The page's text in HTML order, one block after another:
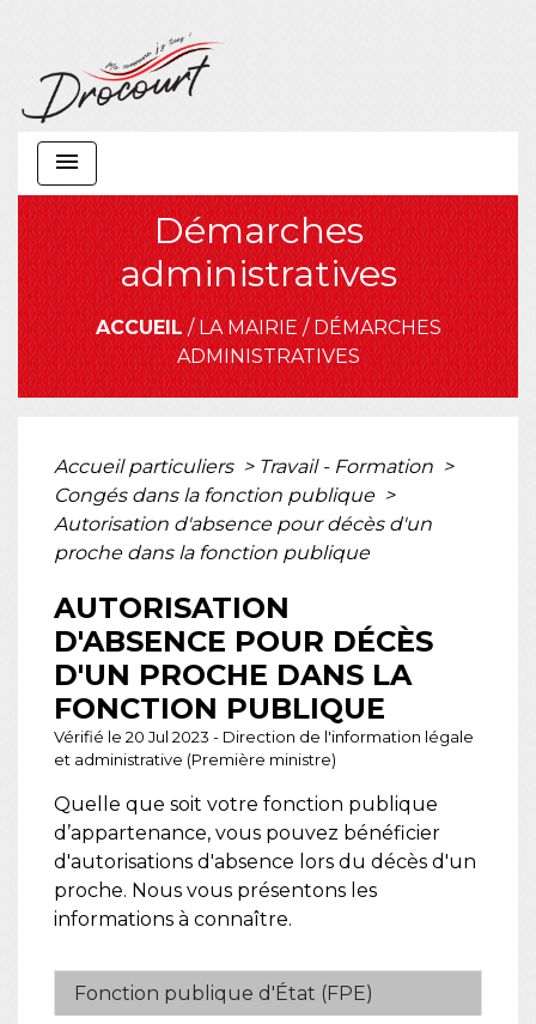
menu
Démarches
administratives
ACCUEIL/LA MAIRIE/DÉMARCHES
ADMINISTRATIVES
Accueil particuliers > Travail - Formation >
Congés dans la fonction publique >
Autorisation d'absence pour décès d'un
proche dans la fonction publique
AUTORISATION
D'ABSENCE POUR DÉCÈS
D'UN PROCHE DANS LA
FONCTION PUBLIQUE
Vérifié le 20 Jul 2023 - Direction de l'information légale
et administrative (Première ministre)
Quelle que soit votre fonction publique
d’appartenance, vous pouvez bénéficier
d'autorisations d'absence lors du décès d'un
proche. Nous vous présentons les
informations à connaître.
Fonction publique d'État (FPE)